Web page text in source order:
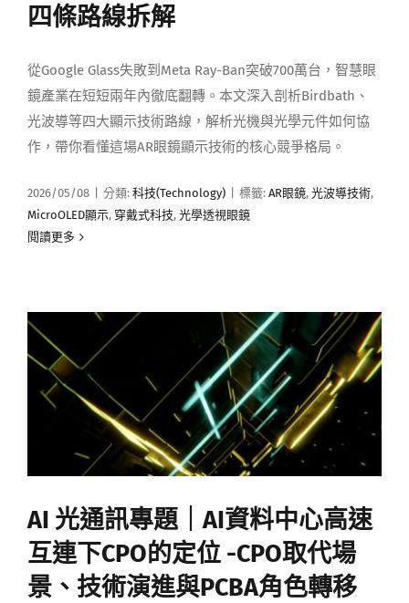
四條路線拆解
從Google Glass失敗到Meta Ray-Ban突破700萬台，智慧眼
鏡產業在短短兩年內徹底翻轉。本文深入剖析Birdbath、
光波導等四大顯示技術路線，解析光機與光學元件如何協
作，帶你看懂這場AR眼鏡顯示技術的核心競爭格局。
2026/05/08 分類: 科技(Technology) 標籤: AR眼鏡, 光波導技術,
MicroOLED顯示, 穿戴式科技, 光學透視眼鏡
閱讀更多
AI 光通訊專題｜AI資料中心高速
互連下CPO的定位 -CPO取代場
景、技術演進與PCBA角色轉移